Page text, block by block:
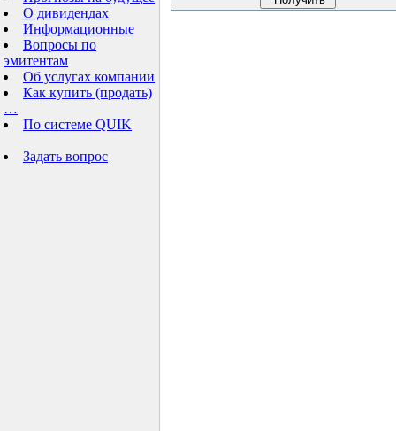
О дивидендах
Информационные
Вопросы по
эмитентам
Об услугах компании
Как купить (продать)
…
По системе QUIK
Задать вопрос